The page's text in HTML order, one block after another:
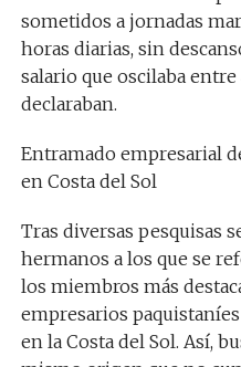
sometidos a jornadas
horas diarias, sin
salario que oscilaba
declaraban.
Entramado empresarial
en Costa del Sol
Tras diversas pesquisas
hermanos a los que se
los miembros más
empresarios
en la Costa del Sol. Así,